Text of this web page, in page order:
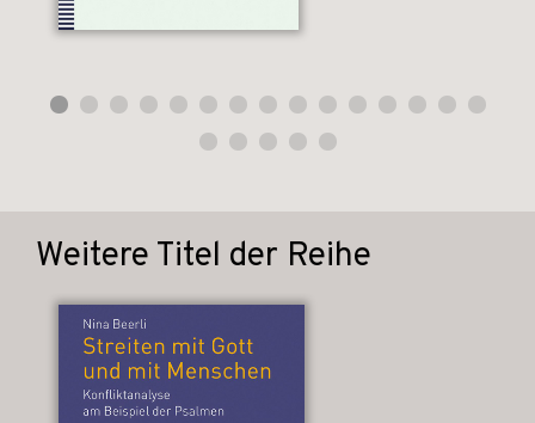
Weitere Titel der Reihe